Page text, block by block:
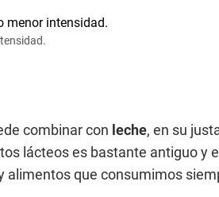
combinar con leche, en su
lácteos es bastante antiguo y
alimentos que consumimos